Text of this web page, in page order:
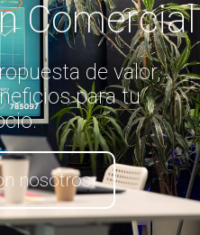
Comercial
de valor,
para tu
nosotros